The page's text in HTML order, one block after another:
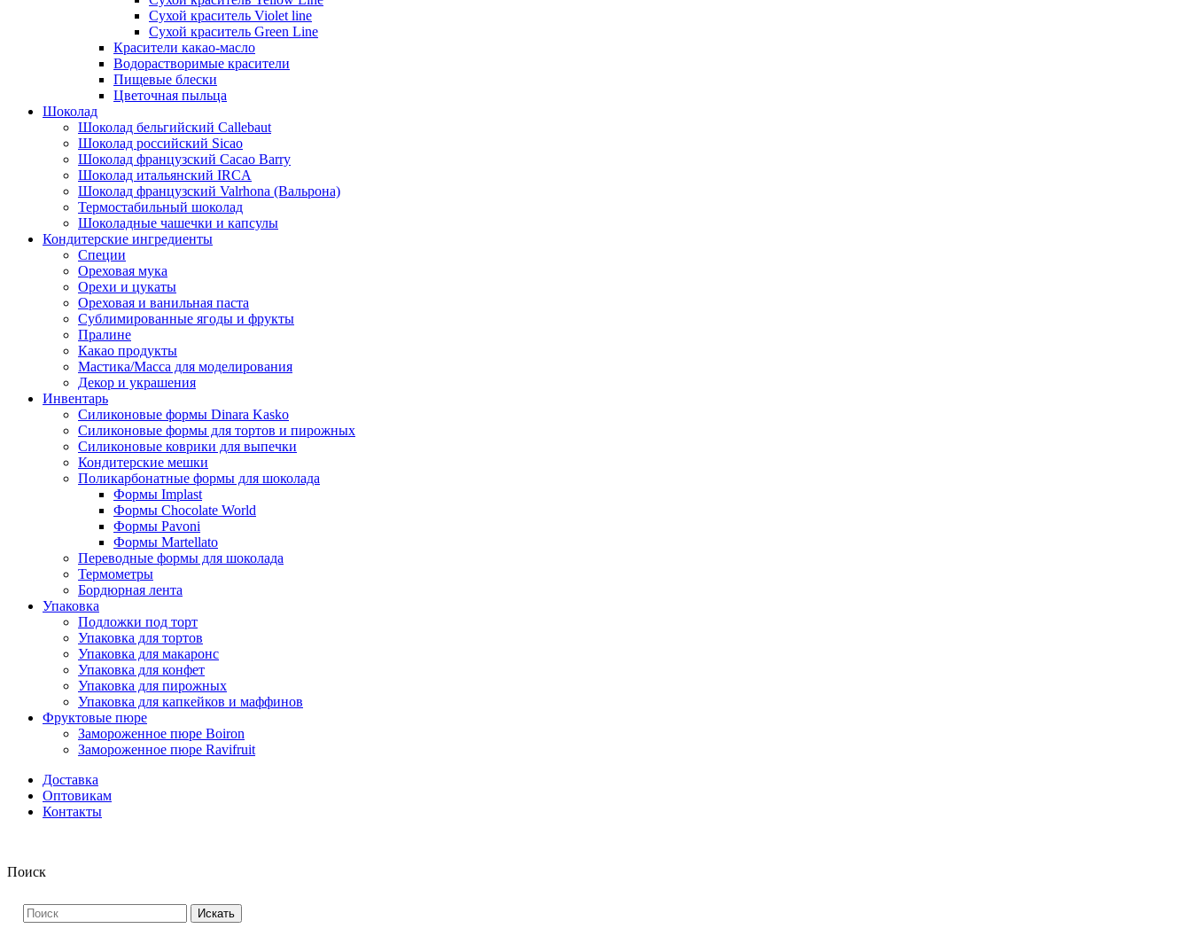
Сухой краситель Violet line
Сухой краситель Green Line
Красители какао-масло
Водорастворимые красители
Пищевые блески
Цветочная пыльца
Шоколад
Шоколад бельгийский Callebaut
Шоколад российский Sicao
Шоколад французский Cacao Barry
Шоколад итальянский IRCA
Шоколад французский Valrhona (Вальрона)
Термостабильный шоколад
Шоколадные чашечки и капсулы
Кондитерские ингредиенты
Специи
Ореховая мука
Орехи и цукаты
Ореховая и ванильная паста
Сублимированные ягоды и фрукты
Пралине
Какао продукты
Мастика/Масса для моделирования
Декор и украшения
Инвентарь
Силиконовые формы Dinara Kasko
Силиконовые формы для тортов и пирожных
Силиконовые коврики для выпечки
Кондитерские мешки
Поликарбонатные формы для шоколада
Формы Implast
Формы Chocolate World
Формы Pavoni
Формы Martellato
Переводные формы для шоколада
Термометры
Бордюрная лента
Упаковка
Подложки под торт
Упаковка для тортов
Упаковка для макаронс
Упаковка для конфет
Упаковка для пирожных
Упаковка для капкейков и маффинов
Фруктовые пюре
Замороженное пюре Boiron
Замороженное пюре Ravifruit
Доставка
Оптовикам
Контакты
Поиск
Искать